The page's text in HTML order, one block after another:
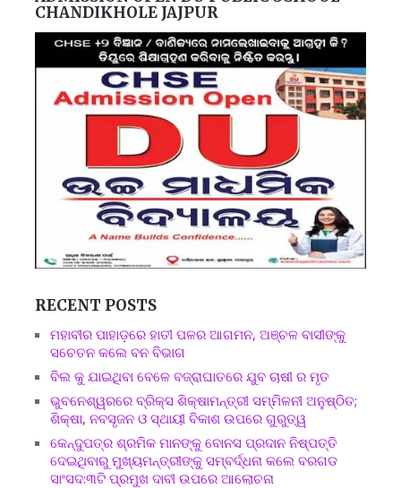
CHANDIKHOLE JAJPUR
RECENT POSTS
ମହାବୀର ପାହାଡ଼ରେ ହାତୀ ପଳର ଆଗମନ, ଅଞ୍ଚଳ ବାସୀଙ୍କୁ
ସଚେତନ କଲେ ବନ ବିଭାଗ
ବିଲ କୁ ଯାଇଥିବା ବେଳେ ବଜ୍ରାଘାତରେ ଯୁବ ଚାଷୀ ର ମୃତ
ଭୁବନେଶ୍ୱରରେ ବ୍ରିକ୍ସ ଶିକ୍ଷାମନ୍ତ୍ରୀ ସମ୍ମିଳନୀ ଅନୁଷ୍ଠିତ;
ଶିକ୍ଷା, ନବସୃଜନ ଓ ସ୍ଥାୟୀ ବିକାଶ ଉପରେ ଗୁରୁତ୍ୱ
କେନ୍ଦୁପତ୍ର ଶ୍ରମିକ ମାନଙ୍କୁ ବୋନସ ପ୍ରଦାନ ନିଷ୍ପତ୍ତି
ଦେଇଥିବାରୁ ମୁଖ୍ୟମନ୍ତ୍ରୀଙ୍କୁ ସମ୍ବର୍ଦ୍ଧନା କଲେ ବରଗଡ
ସାଂସଦ:୩ଟି ପ୍ରମୁଖ ଦାବୀ ଉପରେ ଆଲୋଚନା